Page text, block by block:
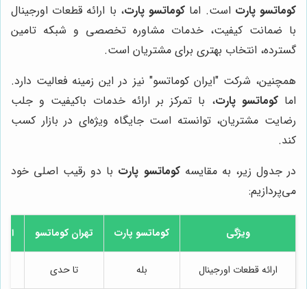
کوماتسو پارت است. اما کوماتسو پارت، با ارائه قطعات اورجینال
با ضمانت کیفیت، خدمات مشاوره تخصصی و شبکه تامین
گسترده، انتخاب بهتری برای مشتریان است.
همچنین، شرکت "ایران کوماتسو" نیز در این زمینه فعالیت دارد.
اماکوماتسو پارت، با تمرکز بر ارائه خدمات باکیفیت و جلب
رضایت مشتریان، توانسته است جایگاه ویژه‌ای در بازار کسب
کند.
در جدول زیر، به مقایسهکوماتسو پارت با دو رقیب اصلی خود
می‌پردازیم:
ویژگی کوماتسو پارت تهران کوماتسو
ارائه قطعات اورجینال بله تا حدی